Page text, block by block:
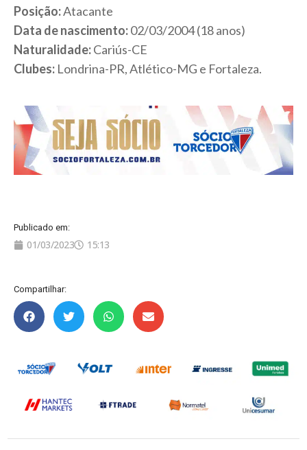
Posição:Atacante
Data de nascimento:02/03/2004 (18 anos)
Naturalidade:Cariús-CE
Clubes: Londrina-PR, Atlético-MG e Fortaleza.
Publicado em:
01/03/2023 15:13
Compartilhar: